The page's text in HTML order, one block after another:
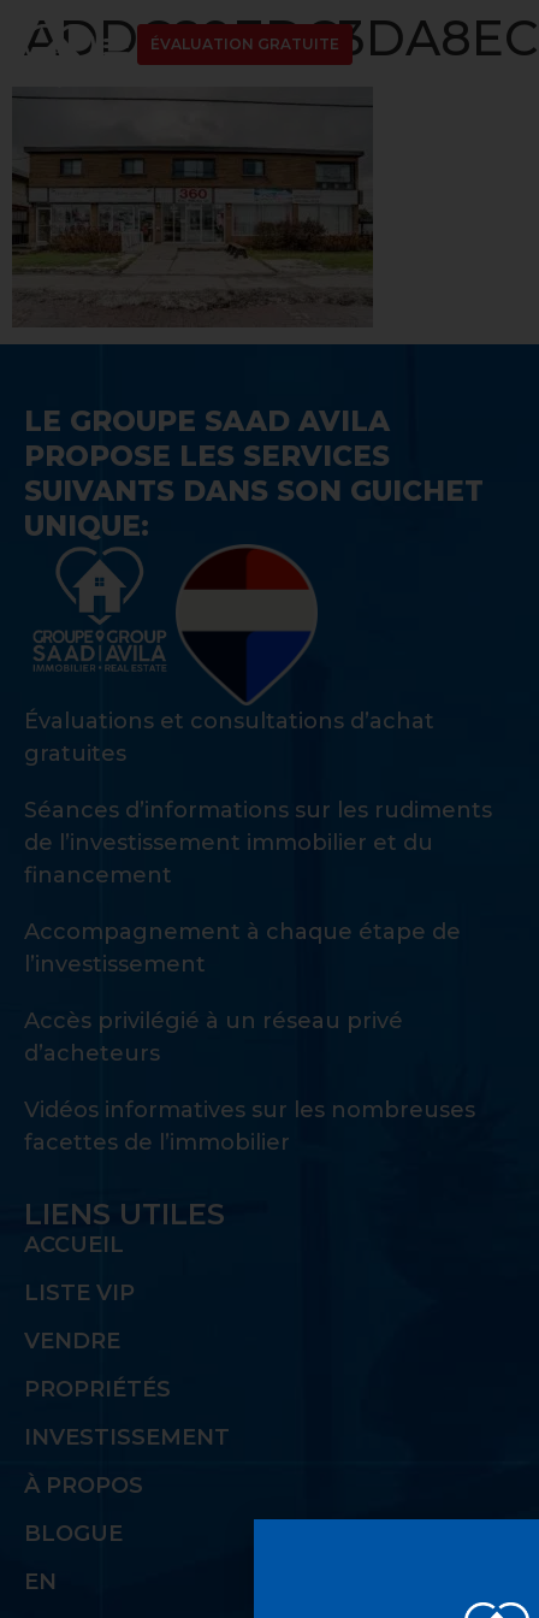
ÉVALUATION GRATUITE
LE GROUPE SAAD AVILA
PROPOSE LES SERVICES
SUIVANTS DANS SON GUICHET
UNIQUE:
Évaluations et consultations d’achat
gratuites
Séances d’informations sur les rudiments
de l’investissement immobilier et du
financement
Accompagnement à chaque étape de
l’investissement
Accès privilégié à un réseau privé
d’acheteurs
Vidéos informatives sur les nombreuses
facettes de l’immobilier
LIENS UTILES
ACCUEIL
LISTE VIP
VENDRE
PROPRIÉTÉS
INVESTISSEMENT
À PROPOS
BLOGUE
EN